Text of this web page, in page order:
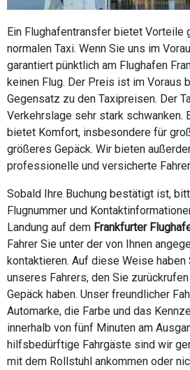
Ein Flughafentransfer bietet Vorteile
normalen Taxi. Wenn Sie uns im
garantiert pünktlich am Flughafen
keinen Flug. Der Preis ist im Voraus
Gegensatz zu den Taxipreisen. Der
Verkehrslage sehr stark schwanken.
bietet Komfort, insbesondere für
größeres Gepäck. Wir bieten
professionelle und versicherte
Sobald Ihre Buchung bestätigt ist,
Flugnummer und
Landung auf dem Frankfurter
Fahrer Sie unter der von Ihnen
kontaktieren. Auf diese Weise haben
unseres Fahrers, den Sie
Gepäck haben. Unser freundlicher
Automarke, die Farbe und das
innerhalb von fünf Minuten am
hilfsbedürftige Fahrgäste sind wir
mit dem Rollstuhl ankommen oder